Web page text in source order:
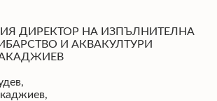
ДИРЕКТОР НА ИЗПЪЛНИТЕЛНА
И АКВАКУЛТУРИ